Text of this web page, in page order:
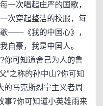
一次唱起庄严的国歌，
次穿起整洁的校服，每
——《我的中国心》，
自豪，我是中国人。
你可知道舍己为人的鲁
”之称的孙中山?你可知
的马克斯烈宁主义者周
事?你可知道小英雄雨来